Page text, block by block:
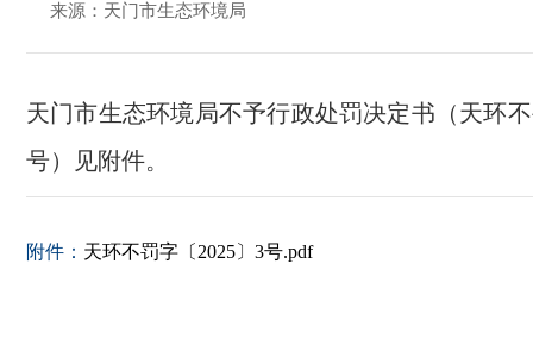
来源：天门市生态环境局
天门市生态环境局不予行政处罚决定书（天环
号）见附件。
附件： 天环不罚字〔2025〕3号.pdf